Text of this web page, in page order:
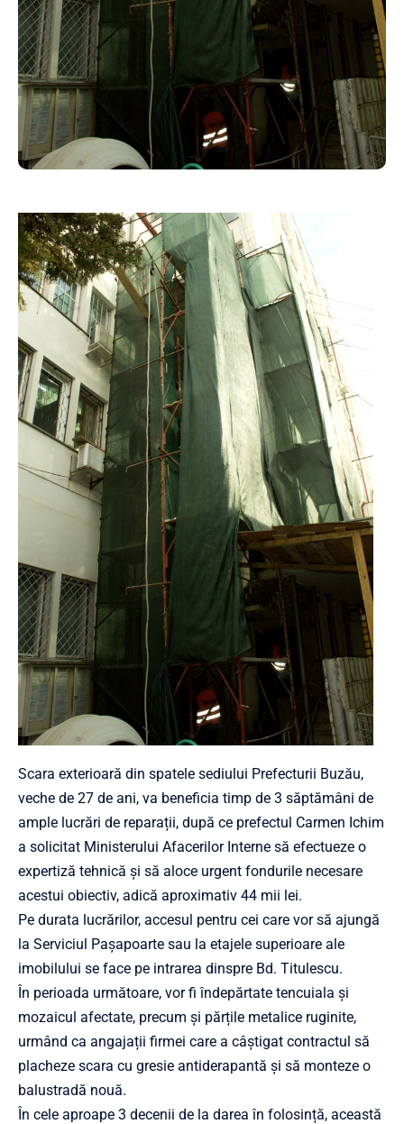
Scara exterioară din spatele sediului Prefecturii Buzău,
veche de 27 de ani, va beneficia timp de 3 săptămâni de
ample lucrări de reparații, după ce prefectul Carmen Ichim
a solicitat Ministerului Afacerilor Interne să efectueze o
expertiză tehnică și să aloce urgent fondurile necesare
acestui obiectiv, adică aproximativ 44 mii lei.
Pe durata lucrărilor, accesul pentru cei care vor să ajungă
la Serviciul Pașapoarte sau la etajele superioare ale
imobilului se face pe intrarea dinspre Bd. Titulescu.
În perioada următoare, vor fi îndepărtate tencuiala și
mozaicul afectate, precum și părțile metalice ruginite,
urmând ca angajații firmei care a câștigat contractul să
placheze scara cu gresie antiderapantă și să monteze o
balustradă nouă.
În cele aproape 3 decenii de la darea în folosință, această